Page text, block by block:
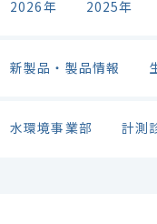
2026年 2025年
新製品・製品情報
水環境事業部 計測